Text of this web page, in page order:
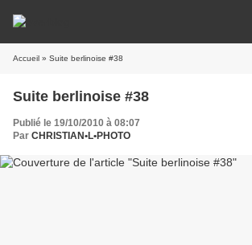
Accueil » Suite berlinoise #38
Suite berlinoise #38
Publié le 19/10/2010 à 08:07
Par CHRISTIAN•L•PHOTO